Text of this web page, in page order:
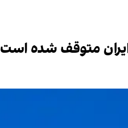
متوقف شده است